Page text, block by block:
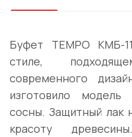
Буфет TEMPO КМБ-
стиле,
современного
изготовило
сосны. Защитный лак
красоту